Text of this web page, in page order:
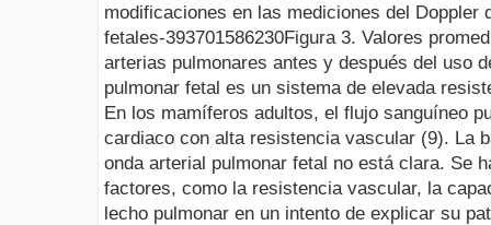
modificaciones en las mediciones del Doppler
fetales-393701586230Figura 3. Valores
arterias pulmonares antes y después del uso
pulmonar fetal es un sistema de elevada
En los mamíferos adultos, el flujo sanguíneo
cardiaco con alta resistencia vascular (9). La
onda arterial pulmonar fetal no está clara. Se
factores, como la resistencia vascular, la
lecho pulmonar en un intento de explicar su